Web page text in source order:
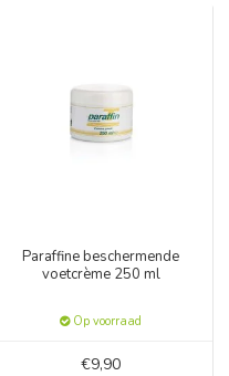
Paraffine beschermende
voetcrème 250 ml
Op voorraad
€9,90